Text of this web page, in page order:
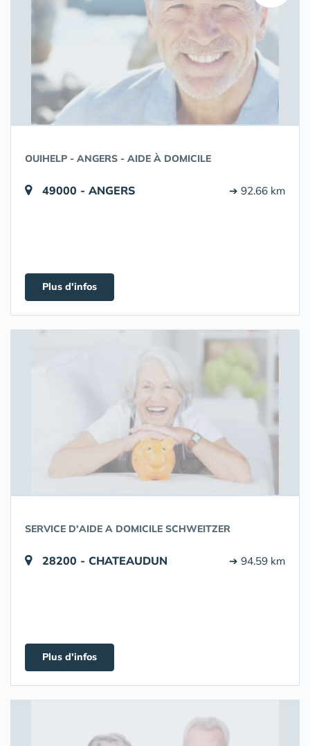
OUIHELP - ANGERS - AIDE À DOMICILE
49000 - ANGERS ➔ 92.66 km
Plus d'infos
SERVICE D'AIDE A DOMICILE SCHWEITZER
28200 - CHATEAUDUN ➔ 94.59 km
Plus d'infos